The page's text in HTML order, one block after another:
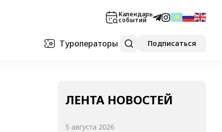
Календарь
событий
Туроператоры Подписаться
ЛЕНТА НОВОСТЕЙ
5 августа 2026